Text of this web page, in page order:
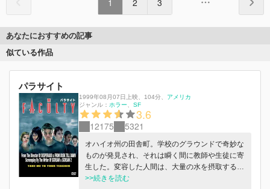
あなたにおすすめの記事
似ている作品
パラサイト
1999年08月07日上映 104分
アメリカ
ジャンル： ホラー SF
3.6
12175 5321
オハイオ州の田舎町。学校のグラウンドで奇妙な
ものが発見され、それは瞬く間に教師や生徒に寄
生した。変容した人間は、大量の水を摂取するな
ど、異様な行動にでる。寄生が拡大するなか、難
>>続きを読む